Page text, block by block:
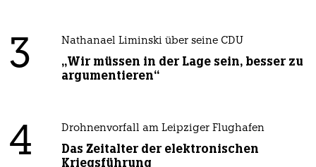
3 Nathanael Liminski über seine CDU
„Wir müssen in der Lage sein, besser zu
argumentieren“
4 Drohnenvorfall am Leipziger Flughafen
Das Zeitalter der elektronischen
Kriegsführung